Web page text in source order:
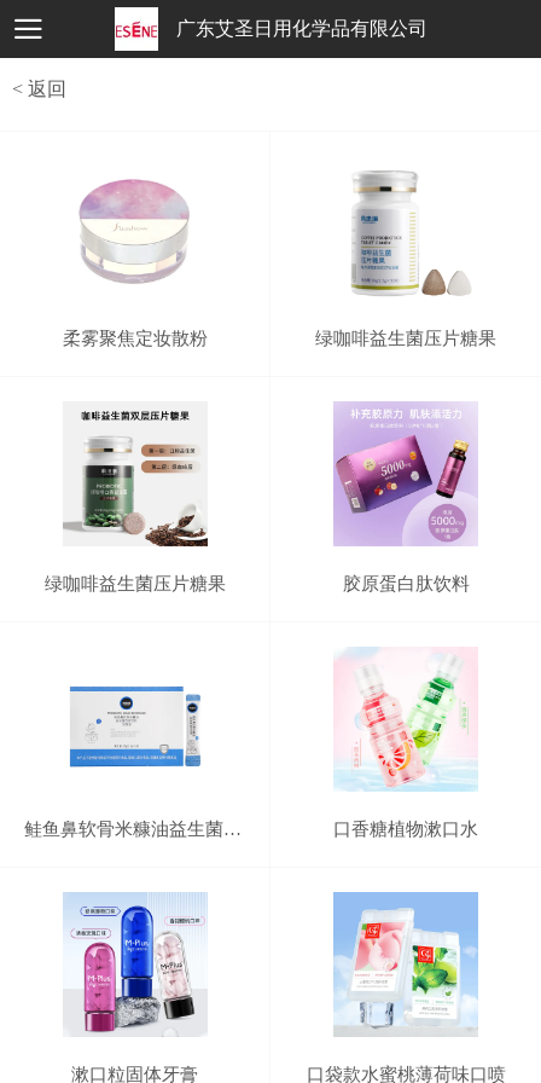
广东艾圣日用化学品有限公司
< 返回
柔雾聚焦定妆散粉 绿咖啡益生菌压片糖果
绿咖啡益生菌压片糖果 胶原蛋白肽饮料
鲑鱼鼻软骨米糠油益生菌固体饮料 口香糖植物漱口水
漱口粒固体牙膏 口袋款水蜜桃薄荷味口喷